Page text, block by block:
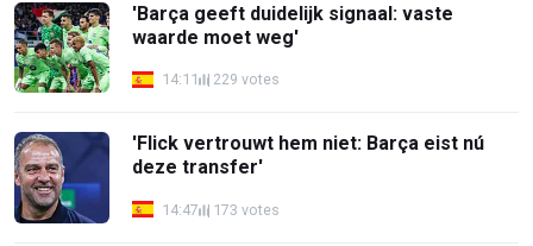
'Barça geeft duidelijk signaal: vaste
waarde moet weg'
14:11 229 votes
'Flick vertrouwt hem niet: Barça eist nú
deze transfer'
14:47 173 votes